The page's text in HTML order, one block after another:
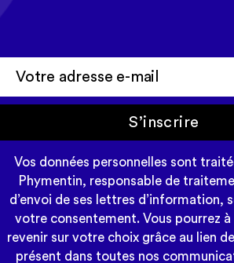
S’inscrire
Vos données personnelles sont
Phymentin, responsable de
d’envoi de ses lettres d’information,
votre consentement. Vous pourrez
revenir sur votre choix grâce au lien
présent dans toutes nos